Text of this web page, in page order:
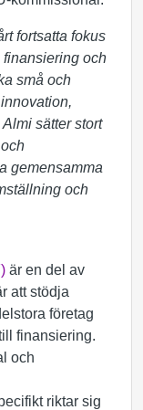
fortsatta fokus
och
små och
sätter stort
gemensamma
och
är en del av
att stödja
företag
finansiering.
och
riktar sig